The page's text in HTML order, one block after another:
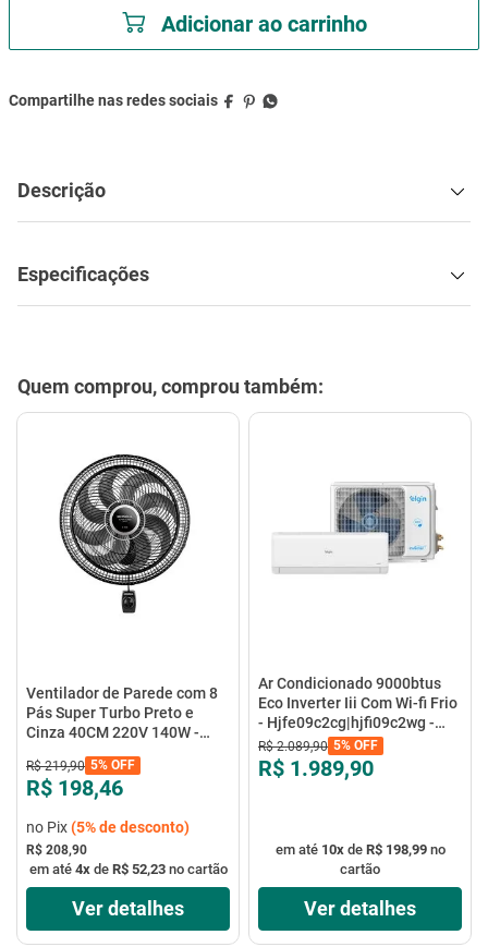
Adicionar ao carrinho
Descrição
Especificações
Quem comprou, comprou também:
Ventilador de Parede com 8
Pás Super Turbo Preto e
Cinza 40CM 220V 140W -
R$ 219,90 5% OFF
R$ 198,46
no Pix(5%de desconto)
R$ 208,90
em até 4xde R$ 52,23no cartão
Ver detalhes
Ar Condicionado 9000btus
Eco Inverter Iii Com Wi-fi Frio
- Hjfe09c2cg|hjfi09c2wg -
Elgin
R$ 2.089,90 5% OFF
R$ 1.989,90
em até 10xde R$ 198,99no
cartão
Ver detalhes